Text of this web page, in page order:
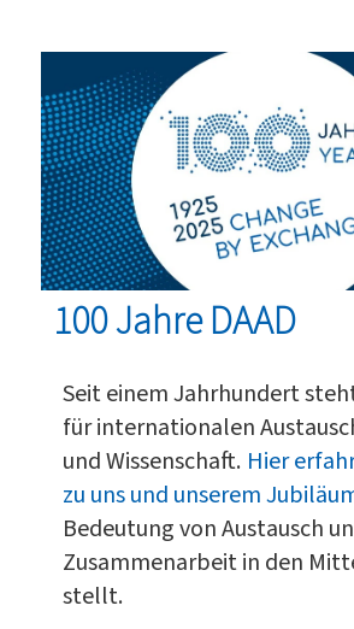
100 Jahre DAAD
Seit einem Jahrhundert
für internationalen
und Wissenschaft. Hier
zu uns und unserem
Bedeutung von Austausch
Zusammenarbeit in den
stellt.